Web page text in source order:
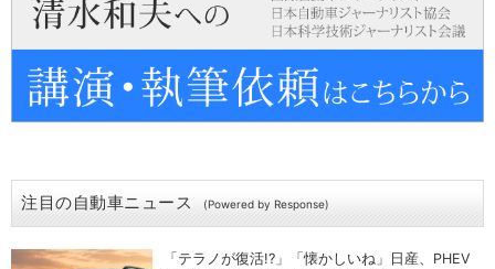
注目の自動車ニュース (Powered by Response)
「テラノが復活!?」「懐かしいね」日産、PHEV